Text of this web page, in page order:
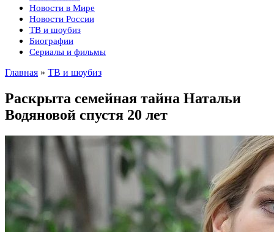
Новости в Мире
Новости России
ТВ и шоубиз
Биографии
Сериалы и фильмы
Главная » ТВ и шоубиз
Раскрыта семейная тайна Натальи
Водяновой спустя 20 лет